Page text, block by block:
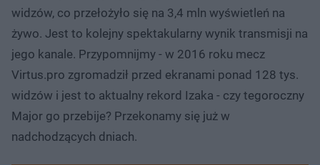
widzów, co przełożyło się na 3,4 mln wyświetleń na
żywo. Jest to kolejny spektakularny wynik transmisji na
jego kanale. Przypomnijmy - w 2016 roku mecz
Virtus.pro zgromadził przed ekranami ponad 128 tys.
widzów i jest to aktualny rekord Izaka - czy tegoroczny
Major go przebije? Przekonamy się już w
nadchodzących dniach.